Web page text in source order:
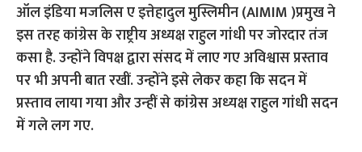
ऑल इंडिया मजलिस ए इत्तेहादुल मुस्लिमीन (AIMIM )प्रमुख ने
इस तरह कांग्रेस के राष्ट्रीय अध्यक्ष राहुल गांधी पर जोरदार तंज
कसा है. उन्होंने विपक्ष द्वारा संसद में लाए गए अविश्वास प्रस्ताव
पर भी अपनी बात रखीं. उन्होंने इसे लेकर कहा कि सदन में
प्रस्‍ताव लाया गया और उन्‍हीं से कांग्रेस अध्‍यक्ष राहुल गांधी सदन
में गले लग गए.